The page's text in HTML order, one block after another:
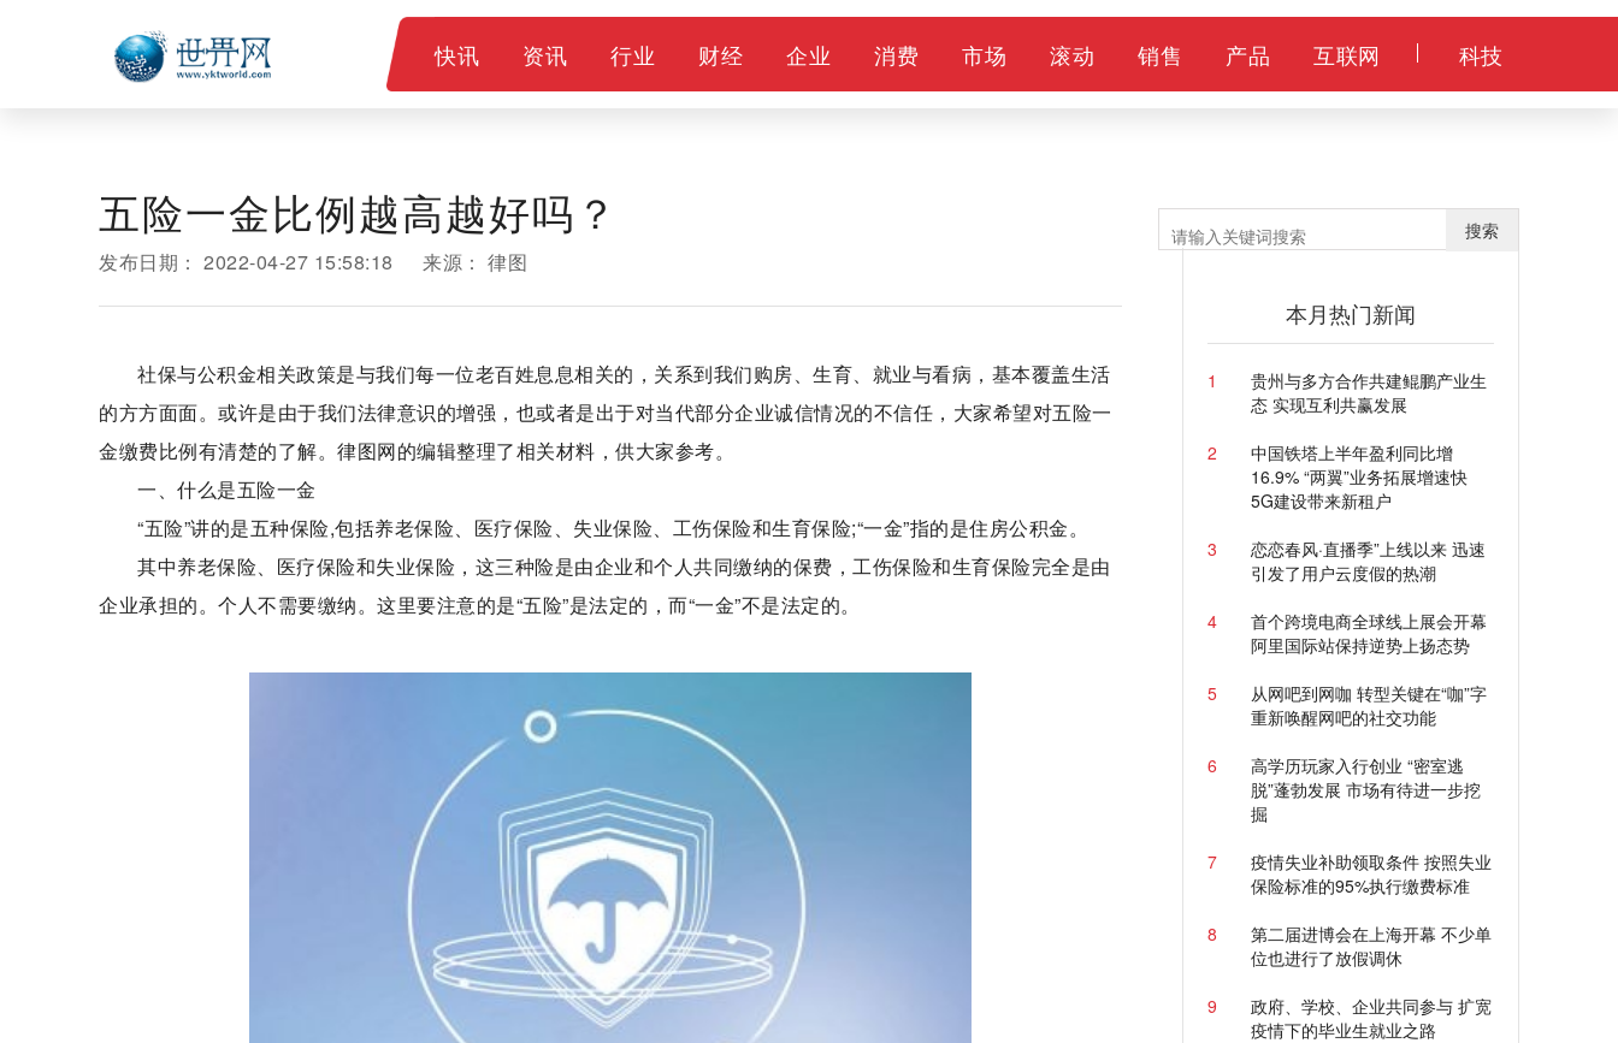
快讯 资讯 行业 财经 企业 消费 市场 滚动 销售 产品 互联网 科技
五险一金比例越高越好吗？
发布日期： 2022-04-27 15:58:18 来源： 律图
社保与公积金相关政策是与我们每一位老百姓息息相关的，关系到我们购房、生育、就业与看病，基本覆盖生活
的方方面面。或许是由于我们法律意识的增强，也或者是出于对当代部分企业诚信情况的不信任，大家希望对五险一
金缴费比例有清楚的了解。律图网的编辑整理了相关材料，供大家参考。
一、什么是五险一金
“五险”讲的是五种保险,包括养老保险、医疗保险、失业保险、工伤保险和生育保险;“一金”指的是住房公积金。
其中养老保险、医疗保险和失业保险，这三种险是由企业和个人共同缴纳的保费，工伤保险和生育保险完全是由
企业承担的。个人不需要缴纳。这里要注意的是“五险”是法定的，而“一金”不是法定的。
搜索
本月热门新闻
1
贵州与多方合作共建鲲鹏产业生
态 实现互利共赢发展
2
中国铁塔上半年盈利同比增
16.9% “两翼”业务拓展增速快
5G建设带来新租户
3
恋恋春风·直播季”上线以来 迅速
引发了用户云度假的热潮
4
首个跨境电商全球线上展会开幕
阿里国际站保持逆势上扬态势
5
从网吧到网咖 转型关键在“咖”字
重新唤醒网吧的社交功能
6
高学历玩家入行创业 “密室逃
脱”蓬勃发展 市场有待进一步挖
掘
7
疫情失业补助领取条件 按照失业
保险标准的95%执行缴费标准
8
第二届进博会在上海开幕 不少单
位也进行了放假调休
9
政府、学校、企业共同参与 扩宽
疫情下的毕业生就业之路